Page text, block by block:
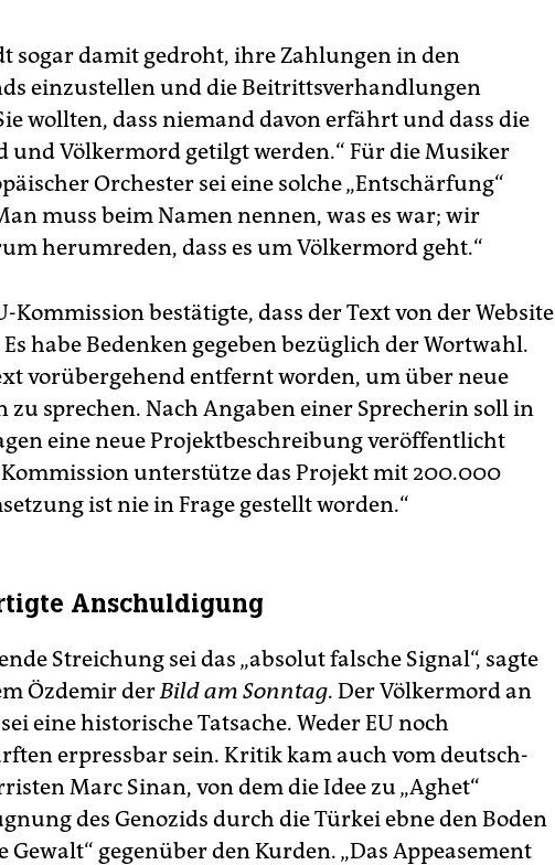
sogar damit gedroht, ihre Zahlungen in den
einzustellen und die Beitrittsverhandlungen
wollten, dass niemand davon erfährt und dass die
und Völkermord getilgt werden.“ Für die Musiker
Orchester sei eine solche „Entschärfung“
muss beim Namen nennen, was es war; wir
herumreden, dass es um Völkermord geht.“
Kommission bestätigte, dass der Text von der Website
habe Bedenken gegeben bezüglich der Wortwahl.
vorübergehend entfernt worden, um über neue
sprechen. Nach Angaben einer Sprecherin soll in
eine neue Projektbeschreibung veröffentlicht
Kommission unterstütze das Projekt mit 200.000
ist nie in Frage gestellt worden.“
Anschuldigung
Streichung sei das „absolut falsche Signal“, sagte
Özdemir derBild am Sonntag. Der Völkermord an
eine historische Tatsache. Weder EU noch
erpressbar sein. Kritik kam auch vom deutsch-
Marc Sinan, von dem die Idee zu „Aghet“
des Genozids durch die Türkei ebne den Boden
Gewalt“ gegenüber den Kurden. „Das Appeasement